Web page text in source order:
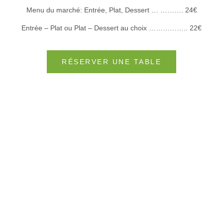
Menu du marché: Entrée, Plat, Dessert … ………. 24€
Entrée – Plat ou Plat – Dessert au choix …………….. 22€
RÉSERVER UNE TABLE